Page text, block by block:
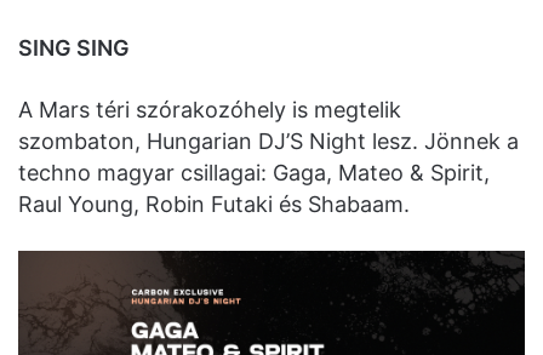
SING SING
A Mars téri szórakozóhely is megtelik
szombaton, Hungarian DJ’S Night lesz. Jönnek a
techno magyar csillagai: Gaga, Mateo & Spirit,
Raul Young, Robin Futaki és Shabaam.